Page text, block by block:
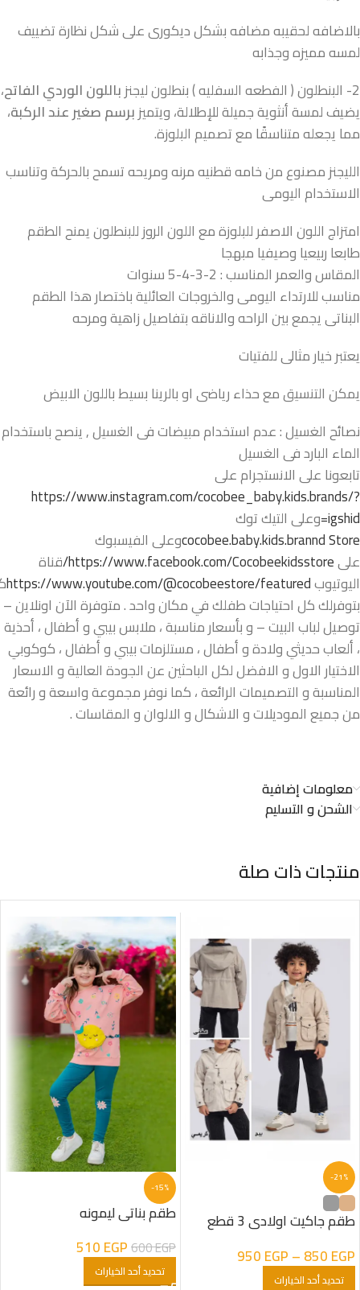
بالاضافه لحقيبه مضافه بشكل ديكورى على شكل نظارة تضييف
لمسه مميزه وجذابه
2- البنطلون ( الفطعه السفليه ) بنطلون ليجنز
باللون الوردي الفاتح،
يضيف لمسة أنثوية جميلة للإطلالة، ويتميزبرسم صغير عند الركبة،
مما يجعله متناسقًا مع تصميم البلوزة.
الليجنز مصنوع من خامه قطنيه مرنه ومريحه تسمح بالحركة وتناسب
الاستخدام اليومى
امتزاج اللون الاصفر للبلوزة مع اللون الروز للبنطلون يمنح الطقم
طابعا ربيعيا وصيفيا مبهجا
المقاس والعمر المناسب : 2-3-4-5 سنوات
مناسب للارتداء اليومى والخروجات العائلية باختصار هذا الطقم
البناتى يجمع بين الراحه والاناقه بتفاصيل زاهية ومرحه
يعتبر خيار مثالى للفتيات
يمكن التنسيق مع حذاء رياضى او بالرينا بسيط باللون الابيض
نصائح الغسيل : عدم استخدام مبيضات فى الغسيل , ينصح باستخدام
الماء البارد فى الغسيل
تابعونا على الانستجرام على
https://www.instagram.com/cocobee_baby.kids.brands/?
igshid= وعلى التيك توك
cocobee.baby.kids.brannd Storeوعلى الفيسبوك
علىhttps://www.facebook.com/Cocobeekidsstore/ قناة
اليوتيوبhttps://www.youtube.com/@cocobeestore/featured
بتوفرلك كل احتياجات طفلك في مكان واحد . متوفرة الآن اونلاين –
توصيل لباب البيت – و بأسعار مناسبة ، ملابس بيبي و أطفال ، أحذية
، ألعاب حديثي ولادة و أطفال ، مستلزمات بيبي و أطفال ، كوكوبي
الاختيار الاول و الافضل لكل الباحثين عن الجودة العالية و الاسعار
المناسبة و التصميمات الرائعة ، كما نوفر مجموعة واسعة و رائعة
من جميع الموديلات و الاشكال و الالوان و المقاسات .
معلومات إضافية
الشحن و التسليم
منتجات ذات صلة
-21%
طقم جاكيت اولادى 3 قطع
جبردين
850EGP
–
950EGP
تحديد أحد الخيارات
-15%
طقم بناتى ليمونه
600EGP
510EGP
تحديد أحد الخيارات